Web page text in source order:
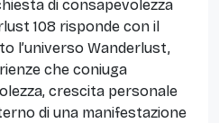
di consapevolezza
108 risponde con il
l’universo Wanderlust,
che coniuga
crescita personale
di una manifestazione